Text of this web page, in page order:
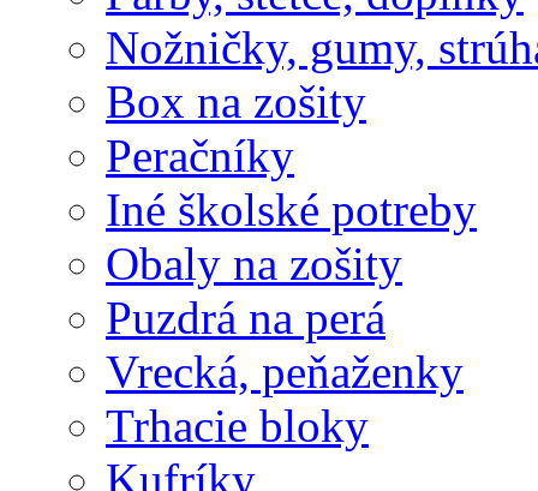
Nožničky, gumy,
Box na zošity
Peračníky
Iné školské potreby
Obaly na zošity
Puzdrá na perá
Vrecká, peňaženky
Trhacie bloky
Kufríky